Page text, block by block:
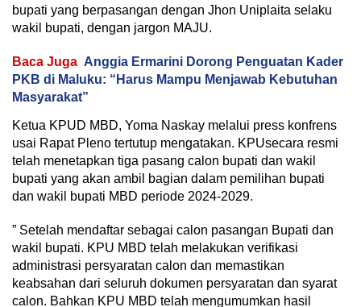
bupati yang berpasangan dengan Jhon Uniplaita selaku
wakil bupati, dengan jargon MAJU.
Baca Juga Anggia Ermarini Dorong Penguatan Kader
PKB di Maluku: “Harus Mampu Menjawab Kebutuhan
Masyarakat”
Ketua KPUD MBD, Yoma Naskay melalui press konfrens
usai Rapat Pleno tertutup mengatakan. KPUsecara resmi
telah menetapkan tiga pasang calon bupati dan wakil
bupati yang akan ambil bagian dalam pemilihan bupati
dan wakil bupati MBD periode 2024-2029.
” Setelah mendaftar sebagai calon pasangan Bupati dan
wakil bupati. KPU MBD telah melakukan verifikasi
administrasi persyaratan calon dan memastikan
keabsahan dari seluruh dokumen persyaratan dan syarat
calon. Bahkan KPU MBD telah mengumumkan hasil